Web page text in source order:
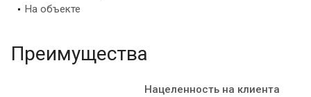
На объекте
Преимущества
Нацеленность на клиента